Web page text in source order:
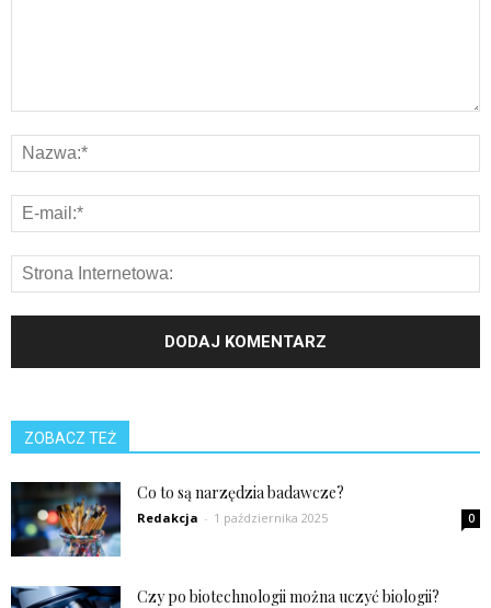
ZOBACZ TEŻ
Co to są narzędzia badawcze?
Redakcja - 1 października 2025 0
Czy po biotechnologii można uczyć biologii?